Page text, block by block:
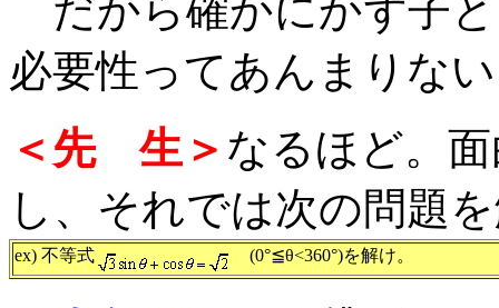
だから確かにかず子
必要性ってあんまりな
＜先 生＞ なるほど。
し、それでは次の問題
ex) 不等式 (0°≦θ<360°)を解け。